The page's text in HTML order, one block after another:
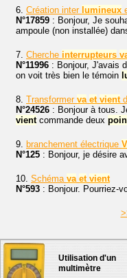
6. Création inter lumineux
N°17859 : Bonjour, Je
ampoule (non installée)
7. Cherche interrupteurs
N°11996 : Bonjour, J'avais
on voit très bien le témoin
8. Transformer va et vient
N°24526 : Bonjour à tous.
vient commande deux
9. branchement électrique
N°125 : Bonjour, je désire
10. Schéma va et vient
N°593 : Bonjour. Pourriez-
Utilisation d'un
multimètre